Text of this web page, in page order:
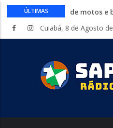
ÚLTIMAS
Circuito
atividades
sexta-feira
Começa
Mato
crimes
Cuiabá, 8 de Agosto